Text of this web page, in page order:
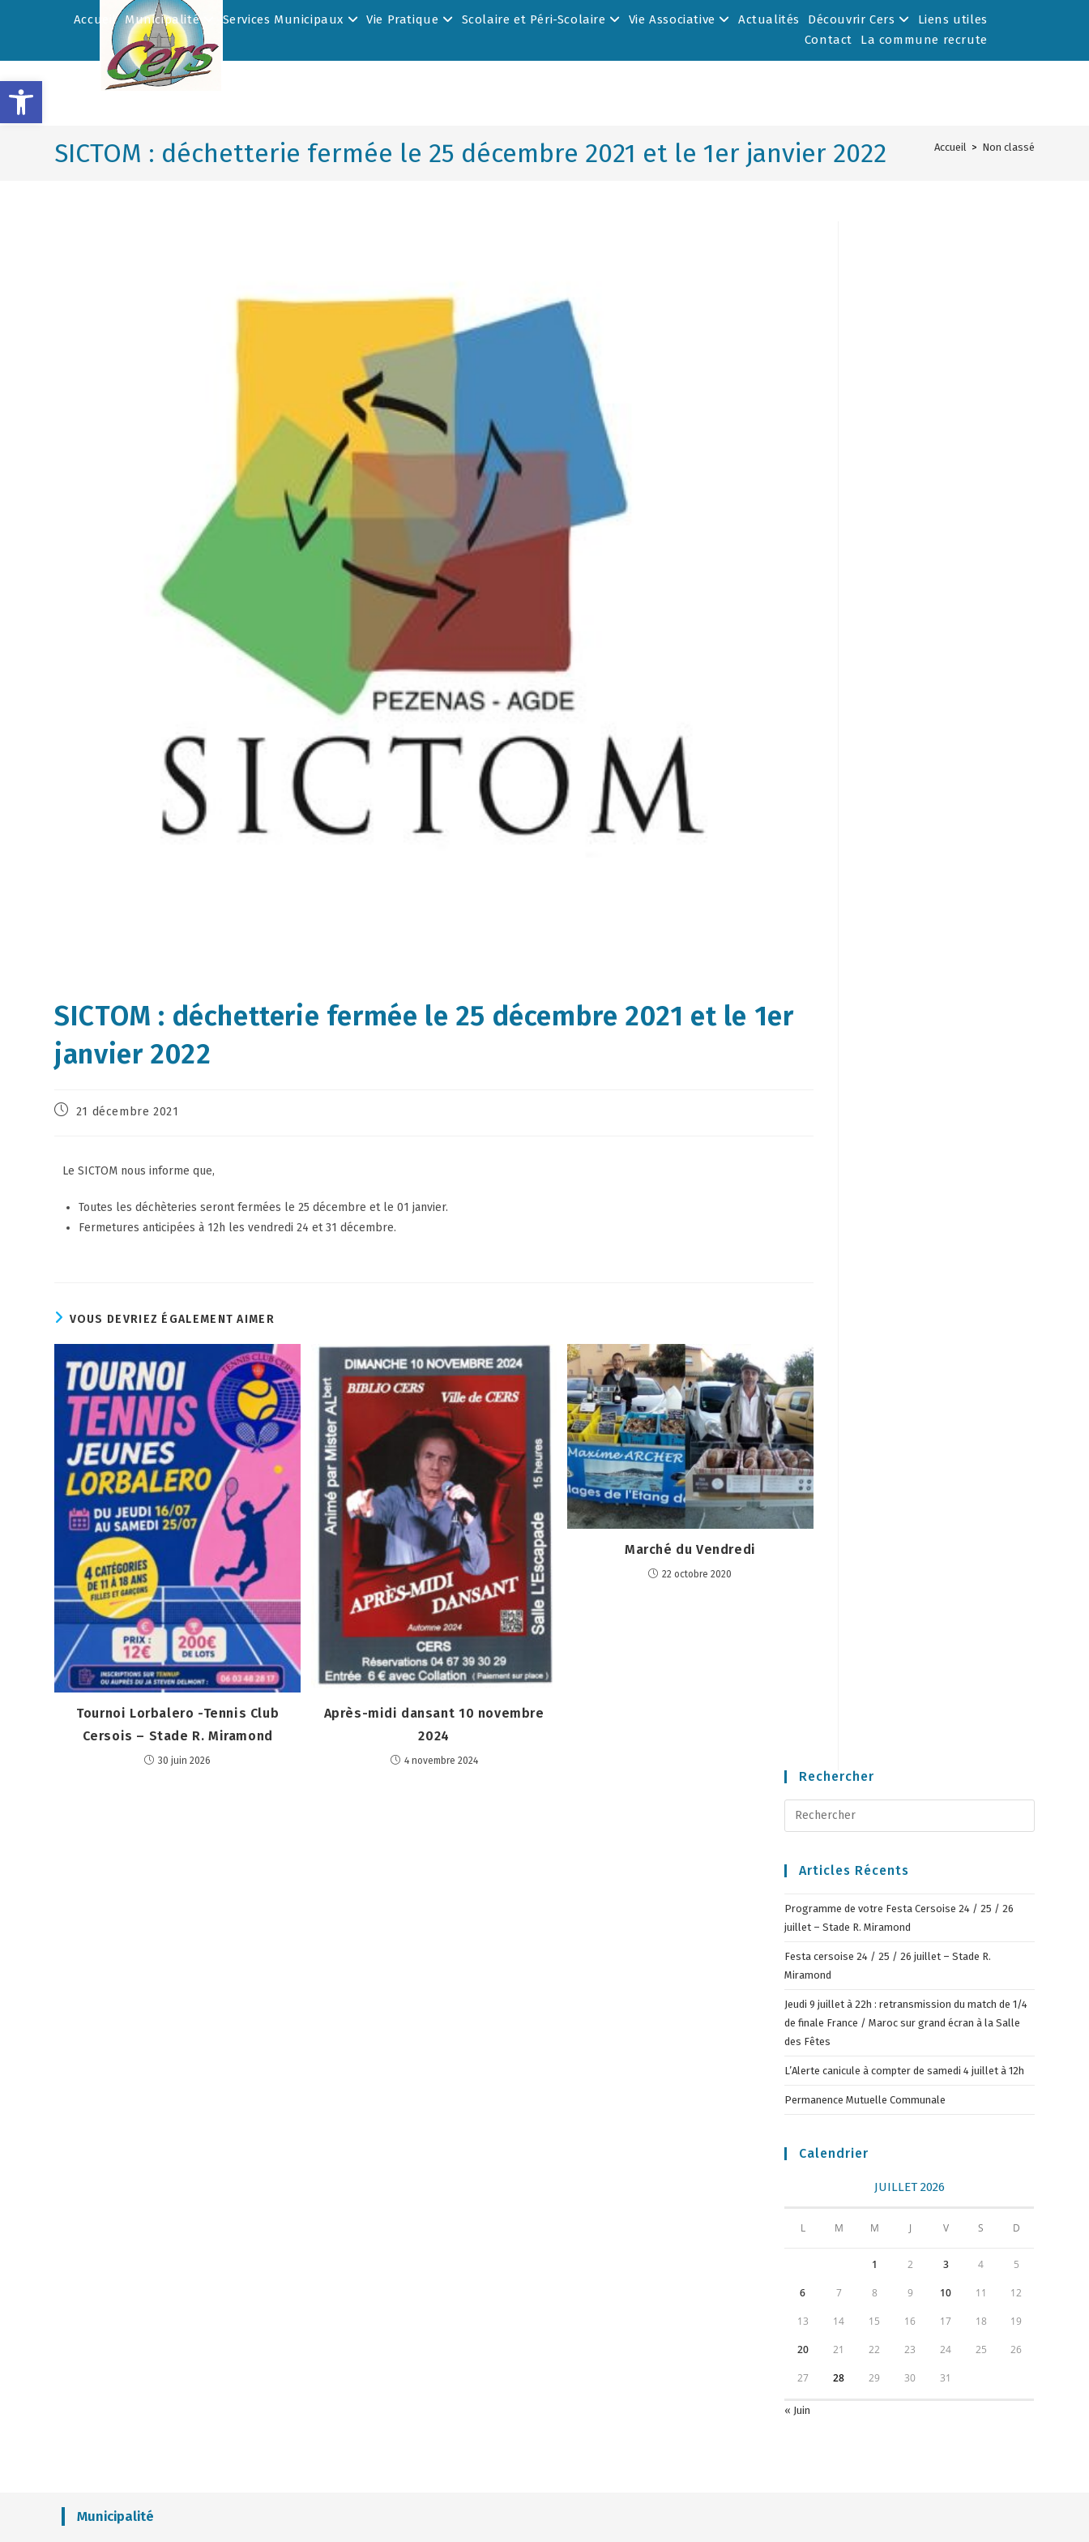
Accueil Municipalité Services Municipaux Vie Pratique Scolaire et Péri-Scolaire Vie Associative Actualités Découvrir Cers
Liens utiles
Contact
La commune recrute
SICTOM : déchetterie fermée le 25 décembre 2021 et le 1er janvier 2022 Accueil > Non classé
SICTOM : déchetterie fermée le 25 décembre 2021 et le 1er
janvier 2022
21 décembre 2021
Le SICTOM nous informe que,
Toutes les déchèteries seront fermées le 25 décembre et le 01 janvier.
Fermetures anticipées à 12h les vendredi 24 et 31 décembre.
VOUS DEVRIEZ ÉGALEMENT AIMER
Tournoi Lorbalero -Tennis Club
Cersois – Stade R. Miramond
30 juin 2026
Après-midi dansant 10 novembre
2024
4 novembre 2024
Marché du Vendredi
22 octobre 2020
Rechercher
Articles Récents
Programme de votre Festa Cersoise 24 / 25 / 26
juillet – Stade R. Miramond
Festa cersoise 24 / 25 / 26 juillet – Stade R.
Miramond
Jeudi 9 juillet à 22h : retransmission du match de 1/4
de finale France / Maroc sur grand écran à la Salle
des Fêtes
L’Alerte canicule à compter de samedi 4 juillet à 12h
Permanence Mutuelle Communale
Calendrier
JUILLET 2026
L M M J V S D
1 2 3 4 5
6 7 8 9 10 11 12
13 14 15 16 17 18 19
20 21 22 23 24 25 26
27 28 29 30 31
« Juin
Municipalité
Ouvrir la barre d’outils